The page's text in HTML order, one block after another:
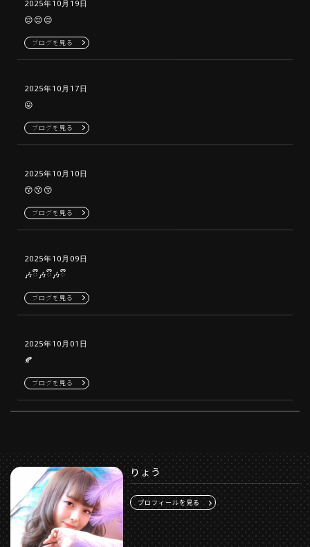
2025年10月19日
😌😌😌
ブログを見る
2025年10月17日
😛
ブログを見る
2025年10月10日
😙😙😙
ブログを見る
2025年10月09日
🎶ྀི🎶ྀི🎶ྀི
ブログを見る
2025年10月01日
🍂
ブログを見る
りょう
プロフィールを見る